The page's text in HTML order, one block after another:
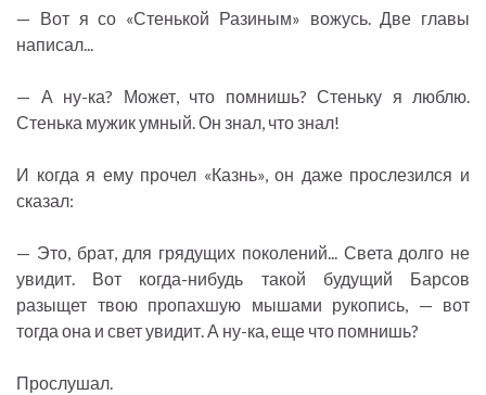
— Вот я со «Стенькой Разиным» вожусь. Две главы
написал...
— А ну-ка? Может, что помнишь? Стеньку я люблю.
Стенька мужик умный. Он знал, что знал!
И когда я ему прочел «Казнь», он даже прослезился и
сказал:
— Это, брат, для грядущих поколений... Света долго не
увидит. Вот когда-нибудь такой будущий Барсов
разыщет твою пропахшую мышами рукопись, — вот
тогда она и свет увидит. А ну-ка, еще что помнишь?
Прослушал.